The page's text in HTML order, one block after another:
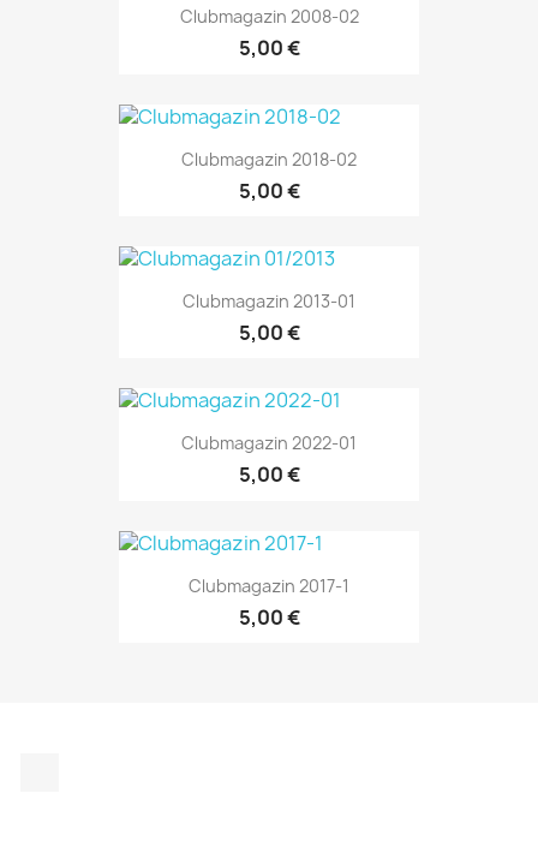
Clubmagazin 2008-02
5,00 €
Clubmagazin 2018-02
5,00 €
Clubmagazin 2013-01
5,00 €
Clubmagazin 2022-01
5,00 €
Clubmagazin 2017-1
5,00 €